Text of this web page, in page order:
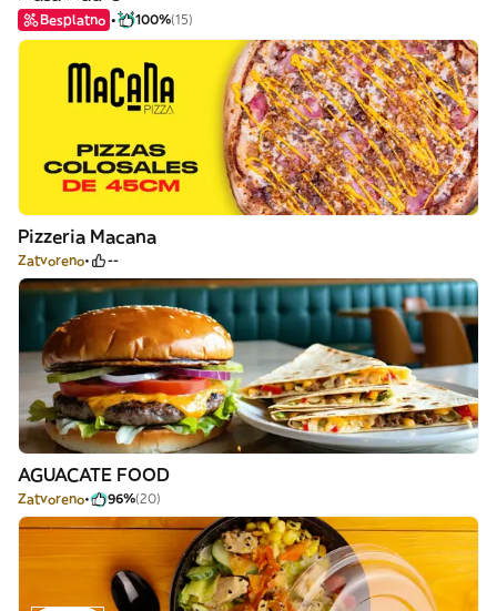
Besplatno 100%(15)
Pizzeria Macana
Zatvoreno --
AGUACATE FOOD
Zatvoreno 96%(20)